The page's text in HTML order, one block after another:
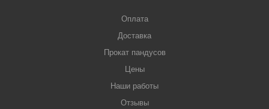
Оплата
Доставка
Прокат пандусов
Цены
Наши работы
Отзывы